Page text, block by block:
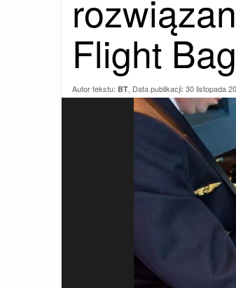
Flight Bag
Autor tekstu: BT, Data publikacji: 30 listopada